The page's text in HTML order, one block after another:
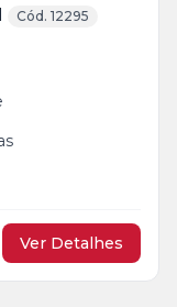
Cód. 12295
Ver Detalhes